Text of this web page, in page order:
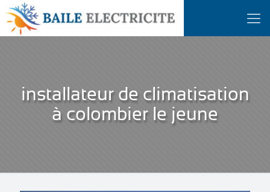
installateur de climatisation
à colombier le jeune